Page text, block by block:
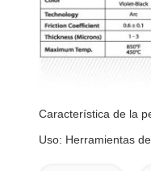
Característica de la
Uso: Herramientas